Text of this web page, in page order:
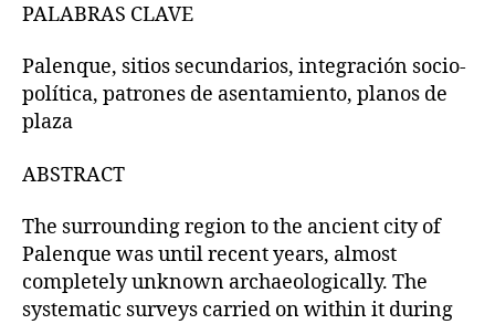
PALABRAS CLAVE
Palenque, sitios secundarios, integración socio-
política, patrones de asentamiento, planos de
plaza
ABSTRACT
The surrounding region to the ancient city of
Palenque was until recent years, almost
completely unknown archaeologically. The
systematic surveys carried on within it during